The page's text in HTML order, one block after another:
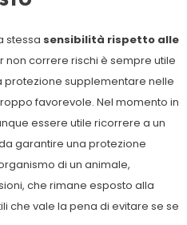
stessa sensibilità rispetto alle
non correre rischi è sempre utile
supplementare nelle
favorevole. Nel momento in
essere utile ricorrere a un
garantire una protezione
di un animale,
che rimane esposto alla
che vale la pena di evitare se se